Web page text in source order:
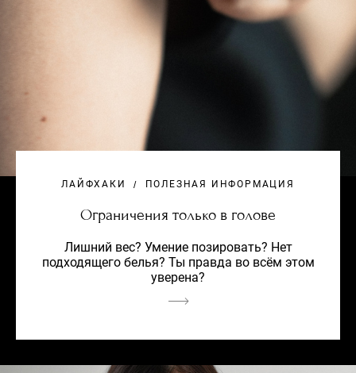
ЛАЙФХАКИ ПОЛЕЗНАЯ ИНФОРМАЦИЯ
Ограничения только в голове
Лишний вес? Умение позировать? Нет
подходящего белья? Ты правда во всём этом
уверена?